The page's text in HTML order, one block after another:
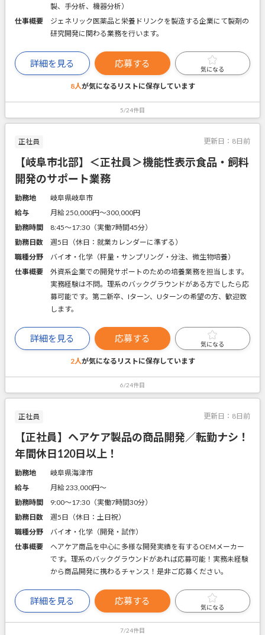
製、手分析、機器分析）
仕事概要
ジェネリック医薬品と栄養ドリンクを製造する企業にて製剤の
研究開発に関わる業務を行います。
詳細を見る 応募する
気になる
8人が気になるリストに保存しています
5/24件目
正社員 更新日： 8日前
【岐阜市北部】＜正社員＞機能性表示食品・飼料
開発のサポート業務
勤務地
岐阜県岐阜市
給与
月給 250,000円〜300,000円
勤務時間
8:45～17:30（実働7時間45分）
勤務日数
週5日（休日：就業カレンダーに準ずる）
職種分野
バイオ・化学（秤量・サンプリング・分注、微生物培養）
仕事概要
外資系企業での開発サポートのための培養業務を担当します。
実務経験は不問。理系のバックグラウンドがある方でしたら応
募可能です。第二新卒、Iターン、Uターンの希望の方、歓迎致
します。
詳細を見る 応募する
気になる
2人が気になるリストに保存しています
6/24件目
正社員 更新日： 8日前
【正社員】ヘアケア製品の商品開発／転勤ナシ！
年間休日120日以上！
勤務地
岐阜県海津市
給与
月給 233,000円〜
勤務時間
9:00～17:30（実働7時間30分）
勤務日数
週5日（休日：土日祝）
職種分野
バイオ・化学（開発・試作）
仕事概要
ヘアケア商品を中心に多様な開発実績を有するOEMメーカー
です。理系のバックグラウンドがあれば応募可能！実務未経験
から商品開発に携わるチャンス！是非ご応募ください。
詳細を見る 応募する
気になる
7/24件目